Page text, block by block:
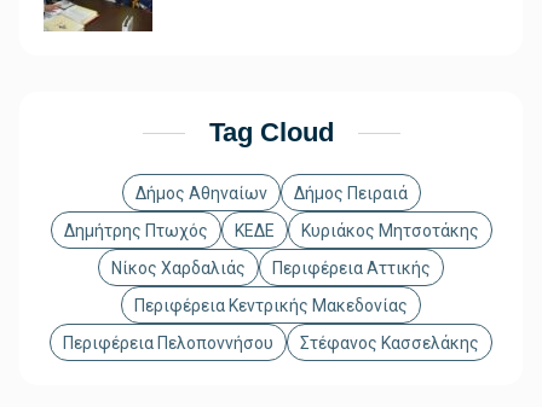
Tag Cloud
Δήμος Αθηναίων
Δήμος Πειραιά
Δημήτρης Πτωχός
ΚΕΔΕ
Κυριάκος Μητσοτάκης
Νίκος Χαρδαλιάς
Περιφέρεια Αττικής
Περιφέρεια Κεντρικής Μακεδονίας
Περιφέρεια Πελοποννήσου
Στέφανος Κασσελάκης